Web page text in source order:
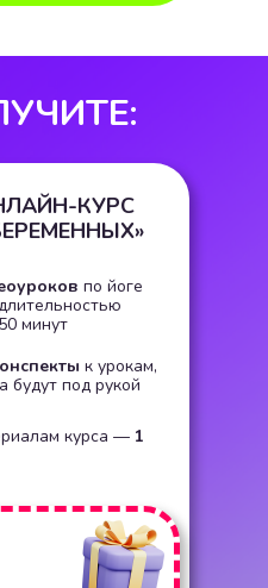
КУРС
по йоге
минут
к урокам,
будут под рукой
курса — 1